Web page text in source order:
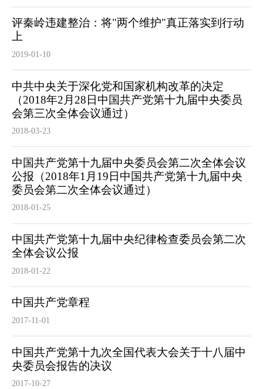
评秦岭违建整治：将"两个维护"真正落实到行动
上
2019-01-10
中共中央关于深化党和国家机构改革的决定
（2018年2月28日中国共产党第十九届中央委员
会第三次全体会议通过）
2018-03-23
中国共产党第十九届中央委员会第二次全体会议
公报（2018年1月19日中国共产党第十九届中央
委员会第二次全体会议通过）
2018-01-25
中国共产党第十九届中央纪律检查委员会第二次
全体会议公报
2018-01-22
中国共产党章程
2017-11-01
中国共产党第十九次全国代表大会关于十八届中
央委员会报告的决议
2017-10-27